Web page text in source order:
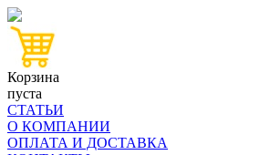
Корзина
пуста
СТАТЬИ
О КОМПАНИИ
ОПЛАТА И ДОСТАВКА